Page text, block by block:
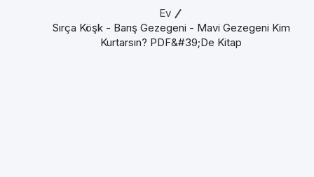
Ev
Sırça Köşk - Barış Gezegeni - Mavi Gezegeni Kim
Kurtarsın? PDF&#39;de Kitap